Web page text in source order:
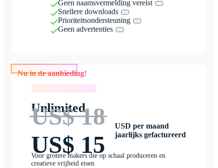
Geen naamsvermelding vereist
Snellere downloads
Prioriteitsondersteuning
Geen advertenties
Nu in de aanbieding!
Unlimited
US$ 18
US$ 15
USD per maand
jaarlijks gefactureerd
Voor grotere makers die op schaal produceren en
creatieve vrijheid eisen